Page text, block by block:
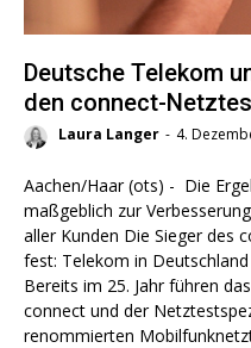
Deutsche Telekom
den connect-
Laura Langer - 4.
Aachen/Haar (ots) - Die
maßgeblich zur
aller Kunden Die Sieger des connect-Netztest 2019 stehen
fest: Telekom in
Bereits im 25. Jahr führen
connect und der
renommierten